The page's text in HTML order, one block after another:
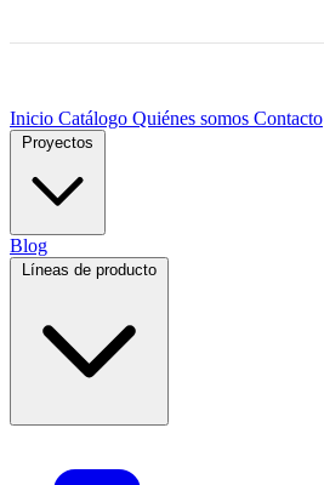
Inicio Catálogo Quiénes somos Contacto
Proyectos
Blog
Líneas de producto